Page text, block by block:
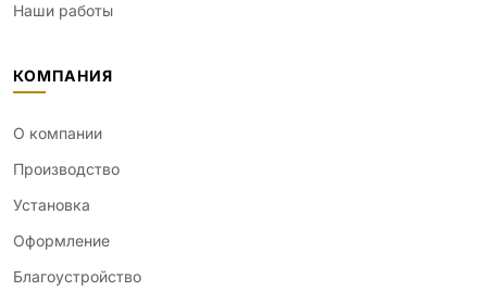
Наши работы
КОМПАНИЯ
О компании
Производство
Установка
Оформление
Благоустройство